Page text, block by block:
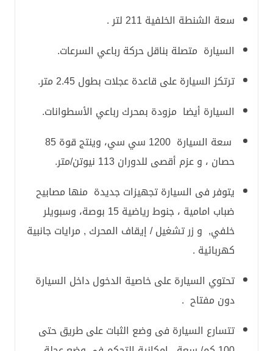
سعة الشنطة الخلفية 211 لتر .
السيارة متصلة بناقل حركة رباعي السرعات.
ترتكز السيارة على قاعدة عجلات بطول 2.45 متر.
السيارة أيضا مزودة بمحرك رباعي الأسطوانات.
حصان ، و عزم أقصى للدوران 113 نيوتن/متر.
يتوفر فى السيارة تجهيزات جديدة منها مصابيح
ضباب امامية ، جنوط رياضية 15 بوصة، وسبويلر
خلفي, و زر تشغيل / إيقاف المحرك , مرايات جانبية
كهربائية .
تحتوي السيارة على خاصية الدخول داخل السيارة
دون مفتاح .
تتسارع السيارة فى وضع الثبات على طريق حتى